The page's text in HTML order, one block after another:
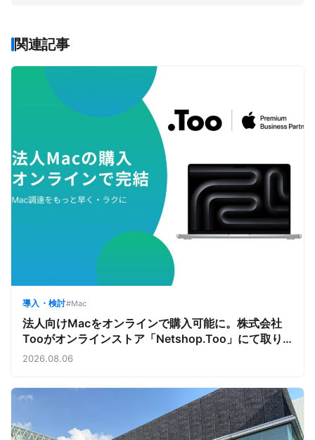
関連記事
導入・検討#Mac
法人向けMacをオンラインで購入可能に。株式会社
Tooがオンラインストア「Netshop.Too」にて取り
扱いをスタート。デバイス調達の手間を減らし、スピ
2026.08.06